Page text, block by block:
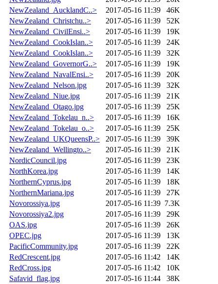
NewZealand_AucklandC..>
2017-05-16 11:39
46K
NewZealand_Christchu..>
2017-05-16 11:39
52K
NewZealand_CivilEnsi..>
2017-05-16 11:39
19K
NewZealand_CookIslan..>
2017-05-16 11:39
24K
NewZealand_CookIslan..>
2017-05-16 11:39
32K
NewZealand_GovernorG..>
2017-05-16 11:39
19K
NewZealand_NavalEnsi..>
2017-05-16 11:39
20K
NewZealand_Nelson.jpg
2017-05-16 11:39
32K
NewZealand_Niue.jpg
2017-05-16 11:39
21K
NewZealand_Otago.jpg
2017-05-16 11:39
25K
NewZealand_Tokelau_n..>
2017-05-16 11:39
16K
NewZealand_Tokelau_o..>
2017-05-16 11:39
25K
NewZealand_UKQueensP..>
2017-05-16 11:39
39K
NewZealand_Wellingto..>
2017-05-16 11:39
21K
NordicCouncil.jpg
2017-05-16 11:39
23K
NorthKorea.jpg
2017-05-16 11:39
14K
NorthernCyprus.jpg
2017-05-16 11:39
18K
NorthernMariana.jpg
2017-05-16 11:39
27K
Novorossiya.jpg
2017-05-16 11:39 7.3K
Novorossiya2.jpg
2017-05-16 11:39
29K
OAS.jpg
2017-05-16 11:39
26K
OPEC.jpg
2017-05-16 11:39
13K
PacificCommunity.jpg
2017-05-16 11:39
22K
RedCrescent.jpg
2017-05-16 11:42
14K
RedCross.jpg
2017-05-16 11:42
10K
Safavid_flag.jpg
2017-05-16 11:44
38K